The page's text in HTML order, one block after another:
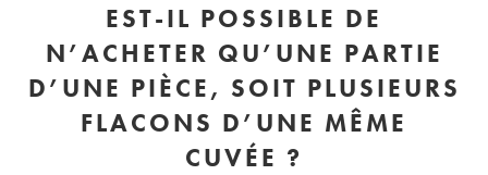
EST-IL POSSIBLE DE
N’ACHETER QU’UNE PARTIE
D’UNE PIÈCE, SOIT PLUSIEURS
FLACONS D’UNE MÊME
CUVÉE ?